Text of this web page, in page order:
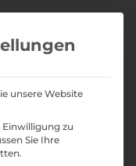
unsere Website
Einwilligung zu
Sie Ihre